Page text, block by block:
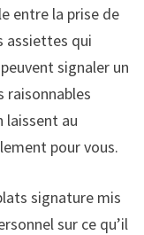
entre la prise de
assiettes qui
signaler un
raisonnables
laissent au
pour vous.
signature mis
sur ce qu’il